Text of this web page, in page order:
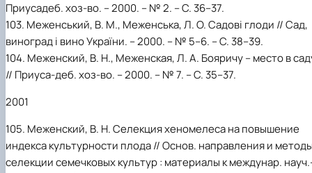
Приусадеб. хоз-во. – 2000. – № 2. – С. 36–37.
103. Меженський, В. М., Меженська, Л. О. Садові глоди // Сад,
виноград і вино України. – 2000. – № 5–6. – С. 38–39.
104. Меженский, В. Н., Меженская, Л. А. Бояричу – место в
// Приуса-деб. хоз-во. – 2000. – № 7. – С. 35–37.
2001
105. Меженский, В. Н. Селекция хеномелеса на повышение
индекса культурности плода // Основ. направления и
селекции семечковых культур : материалы к междунар.